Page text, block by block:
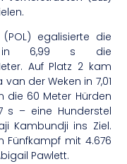
egalisierte die
6,99 s die
Auf Platz 2 kam
der Weken in 7,01
die 60 Meter Hürden
s – eine Hunderstel
Kambundji ins Ziel.
Fünfkampf mit 4.676
Pawlett.